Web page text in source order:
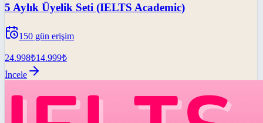
5 Aylık Üyelik Seti (IELTS Academic)
150 gün erişim
24.998₺14.999₺
İncele